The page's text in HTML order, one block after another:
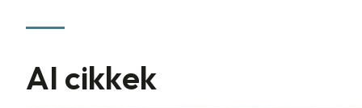
AI cikkek